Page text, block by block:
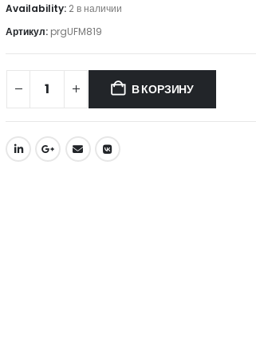
Availability: 2 в наличии
Артикул: prgUFM819
В КОРЗИНУ